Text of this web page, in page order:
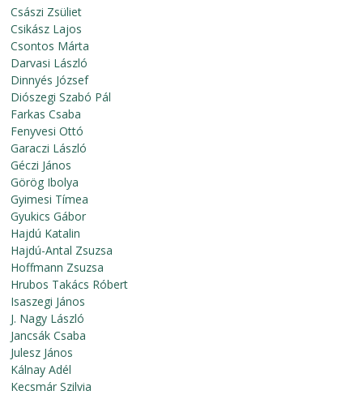
Császi Zsüliet
Csikász Lajos
Csontos Márta
Darvasi László
Dinnyés József
Diószegi Szabó Pál
Farkas Csaba
Fenyvesi Ottó
Garaczi László
Géczi János
Görög Ibolya
Gyimesi Tímea
Gyukics Gábor
Hajdú Katalin
Hajdú-Antal Zsuzsa
Hoffmann Zsuzsa
Hrubos Takács Róbert
Isaszegi János
J. Nagy László
Jancsák Csaba
Julesz János
Kálnay Adél
Kecsmár Szilvia